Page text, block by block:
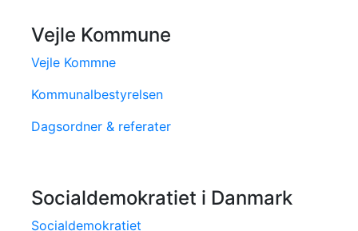
Vejle Kommune
Vejle Kommne
Kommunalbestyrelsen
Dagsordner & referater
Socialdemokratiet i Danmark
Socialdemokratiet